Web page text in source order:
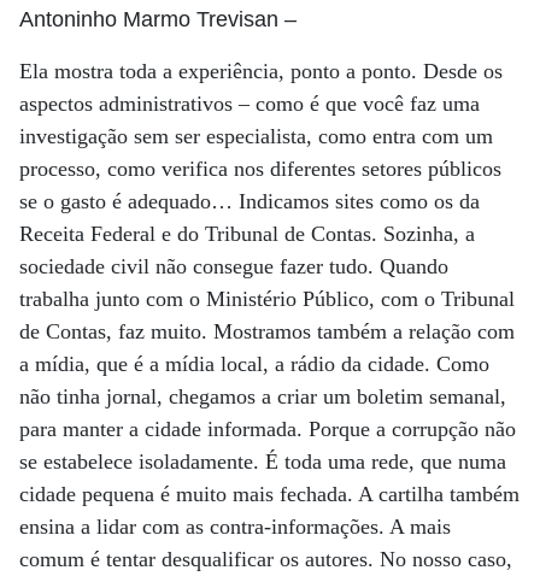
Antoninho Marmo Trevisan –
Ela mostra toda a experiência, ponto a ponto. Desde os
aspectos administrativos – como é que você faz uma
investigação sem ser especialista, como entra com um
processo, como verifica nos diferentes setores públicos
se o gasto é adequado… Indicamos sites como os da
Receita Federal e do Tribunal de Contas. Sozinha, a
sociedade civil não consegue fazer tudo. Quando
trabalha junto com o Ministério Público, com o Tribunal
de Contas, faz muito. Mostramos também a relação com
a mídia, que é a mídia local, a rádio da cidade. Como
não tinha jornal, chegamos a criar um boletim semanal,
para manter a cidade informada. Porque a corrupção não
se estabelece isoladamente. É toda uma rede, que numa
cidade pequena é muito mais fechada. A cartilha também
ensina a lidar com as contra-informações. A mais
comum é tentar desqualificar os autores. No nosso caso,